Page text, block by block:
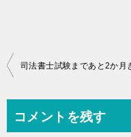
投
ビ
コメントを残す